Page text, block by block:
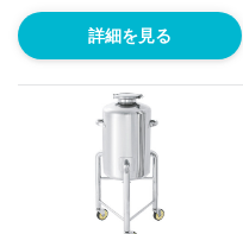
詳細を見る